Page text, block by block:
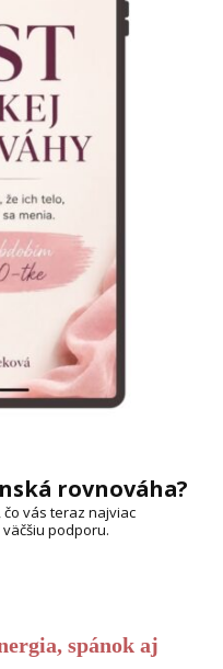
rovnováha?
vás teraz najviac
podporu.
spánok aj